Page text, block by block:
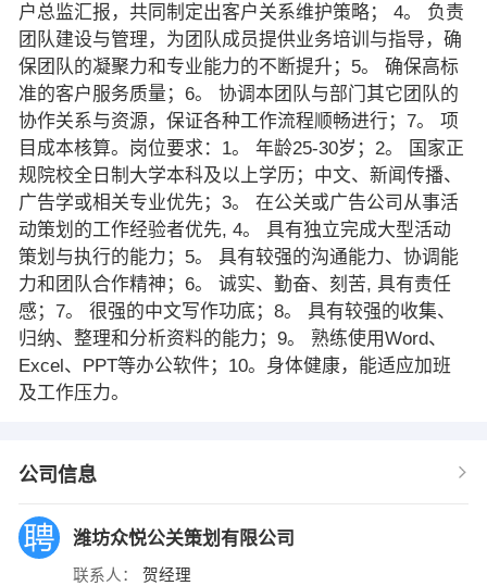
户总监汇报，共同制定出客户关系维护策略； 4。 负责
团队建设与管理，为团队成员提供业务培训与指导，确
保团队的凝聚力和专业能力的不断提升；5。 确保高标
准的客户服务质量；6。 协调本团队与部门其它团队的
协作关系与资源，保证各种工作流程顺畅进行；7。 项
目成本核算。岗位要求：1。 年龄25-30岁；2。 国家正
规院校全日制大学本科及以上学历；中文、新闻传播、
广告学或相关专业优先；3。 在公关或广告公司从事活
动策划的工作经验者优先, 4。 具有独立完成大型活动
策划与执行的能力；5。 具有较强的沟通能力、协调能
力和团队合作精神；6。 诚实、勤奋、刻苦, 具有责任
感；7。 很强的中文写作功底；8。 具有较强的收集、
归纳、整理和分析资料的能力；9。 熟练使用Word、
Excel、PPT等办公软件；10。身体健康，能适应加班
及工作压力。
公司信息
潍坊众悦公关策划有限公司
联系人： 贺经理